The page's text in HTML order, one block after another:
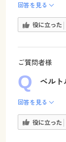
回答を見る
役に立った
ご質問者様
ベルト
回答を見る
役に立った